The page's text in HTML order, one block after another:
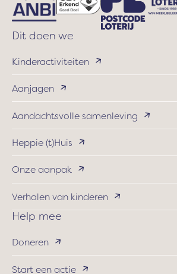
Dit doen we
Kinderactiviteiten
Aanjagen
Aandachtsvolle samenleving
Heppie (t)Huis
Onze aanpak
Verhalen van kinderen
Help mee
Doneren
Start een actie